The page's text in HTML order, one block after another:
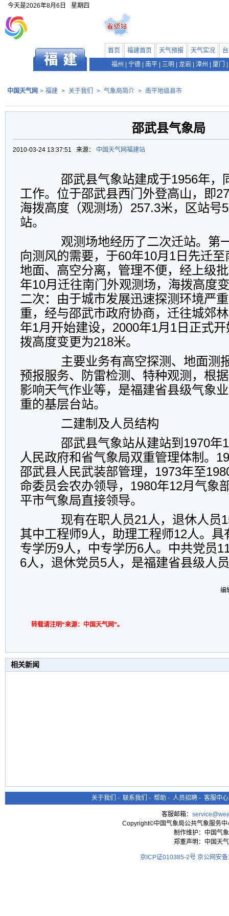
今天是2026年8月6日 星期四
首页 福建首页 天气预报 天气实况
福州
宁德 南平 三明 龙岩 漳州 厦门
中国天气网 > 福建 > 关于我们 > 气象局简介 > 南平地级县市
邵武县气象局
2010-03-24 13:37:51 来源： 中国天气网福建站
邵武县气象站建成于1956年，
工作。位于邵武县西门外登高山，即
海拨高度（观测场）257.3米，区站号
站。
观测场地经历了二次迁站。第
向测风的需要，于60年10月1日先迁
地面、高空分离，管理不便，经上级
年10月迁往南门外观测场，海拨高度
二次：由于城市发展迅速探测环境严
重，经与邵武市政府协商，迁往城郊
年1月开始建设，2000年1月1日正式
拨高度变更为218米。
主要业务有高空探测、地面测
预报服务、防雷检测、特种观测，根
影响天气作业等，是福建省县级气象
重的基层台站。
二建制及人员结构
邵武县气象站从建站到1970年
人民政府和省气象局双重管理体制。
邵武县人民武装部管理，1973年至
命委员会农办领导，1980年12月气象
平市气象局直接领导。
现有在职人员21人，退休人员
其中工程师9人，助理工程师12人。具
专学历9人，中专学历6人。中共党员
6人，退休党员5人，是福建省县级人
编
转载请注明“来源：中国天气网”。
相关新闻
关于我们 - 联系我们 - 帮助 - 人员招聘 - 客服中心
客服邮箱：
Copyright©中国气象局公共气象服务
制作维护：中国气
郑重声明：中国天
京ICP证010385-2号 京公网安